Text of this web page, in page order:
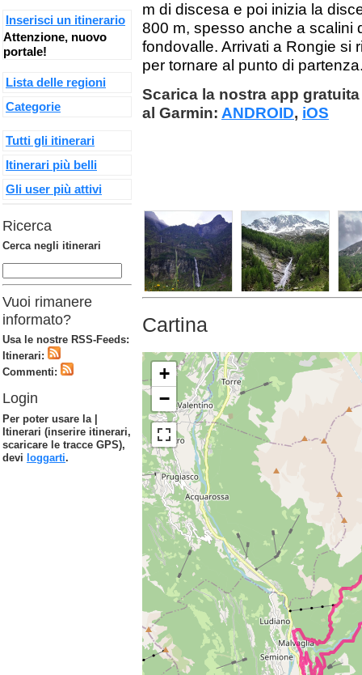
m di discesa e poi inizia la
800 m, spesso anche a scalini
fondovalle. Arrivati a Rongie si
per tornare al punto di
Scarica la nostra app
al Garmin: ANDROID, iOS
Cartina
+
−
Inserisci un itinerario
Attenzione, nuovo
portale!
Lista delle regioni
Categorie
Tutti gli itinerari
Itinerari più belli
Gli user più attivi
Ricerca
Cerca negli itinerari
Vuoi rimanere
informato?
Usa le nostre RSS-Feeds:
Itinerari:
Commenti:
Login
Per poter usare la |
Itinerari (inserire itinerari,
scaricare le tracce GPS),
devi loggarti.